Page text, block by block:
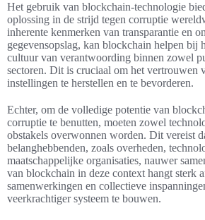
Het gebruik van blockchain-technologie
oplossing in de strijd tegen corruptie
inherente kenmerken van transparantie en
gegevensopslag, kan blockchain helpen bij
cultuur van verantwoording binnen zowel
sectoren. Dit is cruciaal om het vertrouwen
instellingen te herstellen en te bevorderen.
Echter, om de volledige potentie van
corruptie te benutten, moeten zowel
obstakels overwonnen worden. Dit vereist
belanghebbenden, zoals overheden,
maatschappelijke organisaties, nauwer
van blockchain in deze context hangt sterk
samenwerkingen en collectieve
veerkrachtiger systeem te bouwen.